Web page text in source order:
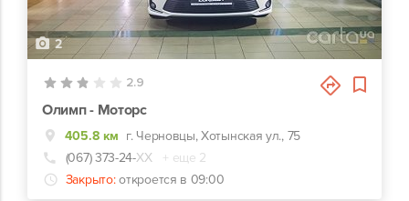
2
2.9
Олимп - Моторс
405.8 км г. Черновцы, Хотынская ул., 75
(067) 373-24-ХХ
+ еще 2
Закрыто: откроется в 09:00